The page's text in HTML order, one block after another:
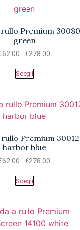
Premium 30080
green
62.00 - €278.00
Scegli
Premium 30012
harbor blue
62.00 - €278.00
Scegli